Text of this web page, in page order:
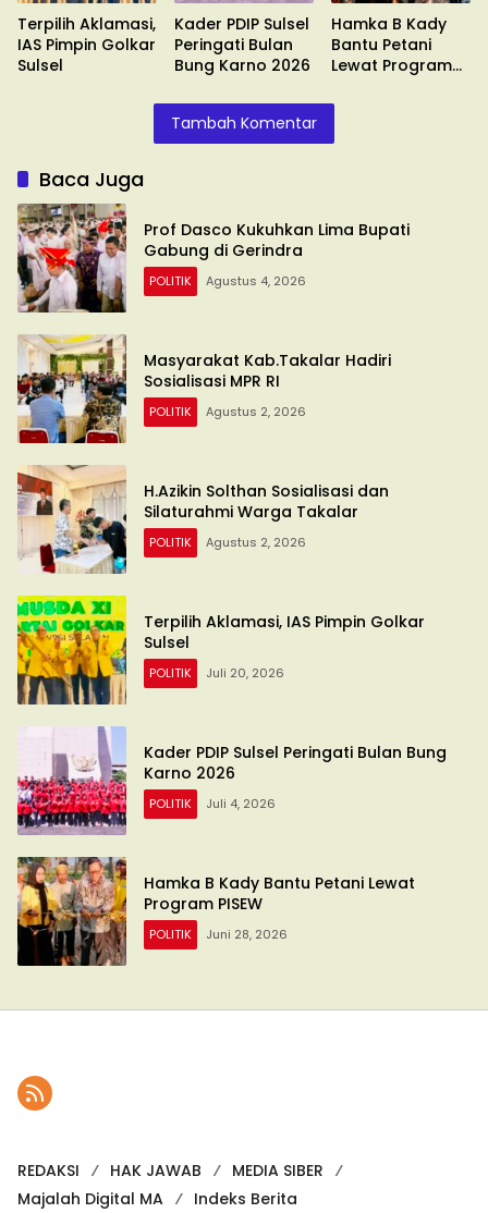
Terpilih Aklamasi,
IAS Pimpin Golkar
Sulsel
Kader PDIP Sulsel
Peringati Bulan
Bung Karno 2026
Hamka B Kady
Bantu Petani
Lewat Program
Tambah Komentar
Baca Juga
Prof Dasco Kukuhkan Lima Bupati
Gabung di Gerindra
POLITIK Agustus 4, 2026
Masyarakat Kab.Takalar Hadiri
Sosialisasi MPR RI
POLITIK Agustus 2, 2026
H.Azikin Solthan Sosialisasi dan
Silaturahmi Warga Takalar
POLITIK Agustus 2, 2026
Terpilih Aklamasi, IAS Pimpin Golkar
Sulsel
POLITIK Juli 20, 2026
Kader PDIP Sulsel Peringati Bulan Bung
Karno 2026
POLITIK Juli 4, 2026
Hamka B Kady Bantu Petani Lewat
Program PISEW
POLITIK Juni 28, 2026
REDAKSI HAK JAWAB
MEDIA SIBER
Majalah Digital MA
Indeks Berita